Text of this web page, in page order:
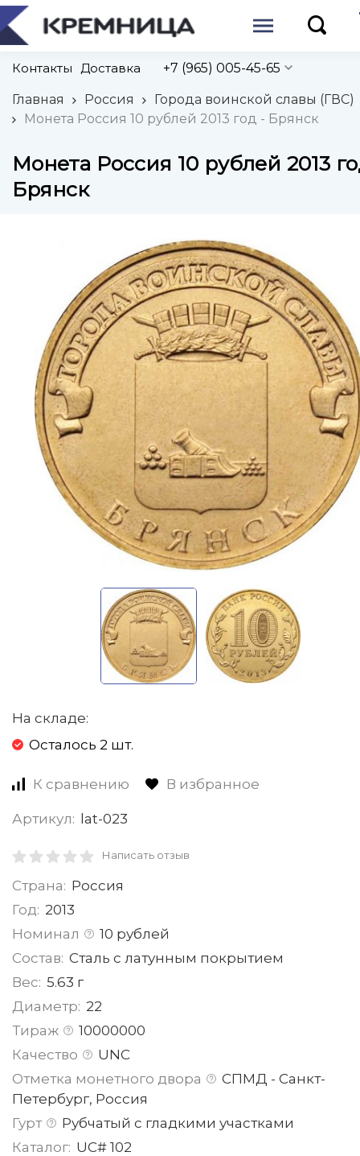
Контакты Доставка +7 (965) 005-45-65
Главная Россия
Города воинской славы (ГВС)
Монета Россия 10 рублей 2013 год - Брянск
Монета Россия 10 рублей 2013
Брянск
На складе:
Осталось 2 шт.
К сравнению В избранное
Артикул: lat-023
Написать отзыв
Страна: Россия
Год: 2013
Номинал
10 рублей
Состав: Сталь с латунным покрытием
Вес: 5.63 г
Диаметр: 22
Тираж
10000000
Качество
UNC
Отметка монетного двора
СПМД - Санкт-
Петербург, Россия
Гурт
Рубчатый с гладкими участками
Каталог: UC# 102